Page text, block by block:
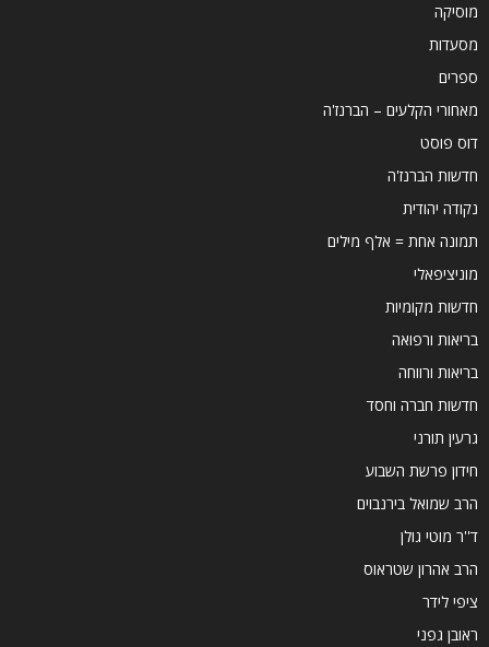
מוסיקה
מסעדות
ספרים
מאחורי הקלעים – הברנז'ה
דוס פוסט
חדשות הברנז'ה
נקודה יהודית
תמונה אחת = אלף מילים
מוניציפאלי
חדשות מקומיות
בריאות ורפואה
בריאות ורווחה
חדשות חברה וחסד
גרעין תורני
חידון פרשת השבוע
הרב שמואל בירנבוים
ד''ר מוטי גולן
הרב אהרון שטראוס
ציפי לידר
ראובן גפני